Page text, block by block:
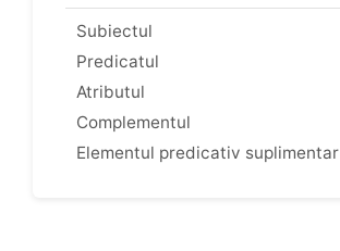
Subiectul
Predicatul
Atributul
Complementul
Elementul predicativ suplimentar